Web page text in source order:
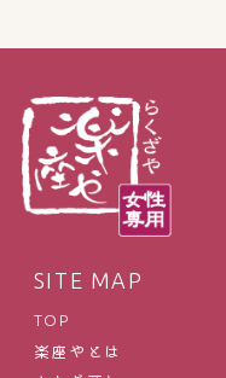
SITE MAP
TOP
楽座やとは